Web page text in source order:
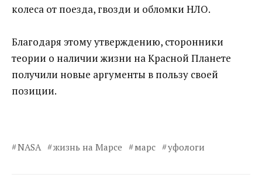
колеса от поезда, гвозди и обломки НЛО.
Благодаря этому утверждению, сторонники
теории о наличии жизни на Красной Планете
получили новые аргументы в пользу своей
позиции.
NASA жизнь на Марсе марс уфологи